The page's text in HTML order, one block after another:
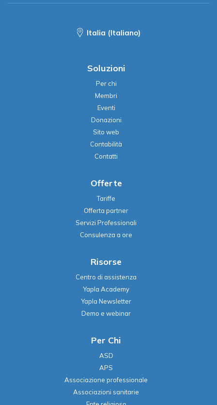
Italia (Italiano)
Soluzioni
Per chi
Membri
Eventi
Donazioni
Sito web
Contabilità
Contatti
Offerte
Tariffe
Offerta partner
Servizi Professionali
Consulenza a ore
Risorse
Centro di assistenza
Yapla Academy
Yapla Newsletter
Demo e webinar
Per Chi
ASD
APS
Associazione professionale
Associazioni sanitarie